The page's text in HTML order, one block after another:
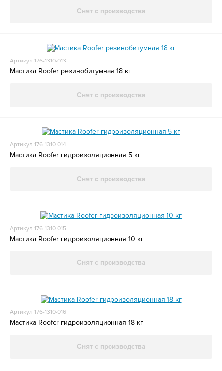
Снят с производства
Артикул 176-1310-013
Мастика Roofer резинобитумная 18 кг
Снят с производства
Артикул 176-1310-014
Мастика Roofer гидроизоляционная 5 кг
Снят с производства
Артикул 176-1310-015
Мастика Roofer гидроизоляционная 10 кг
Снят с производства
Артикул 176-1310-016
Мастика Roofer гидроизоляционная 18 кг
Снят с производства